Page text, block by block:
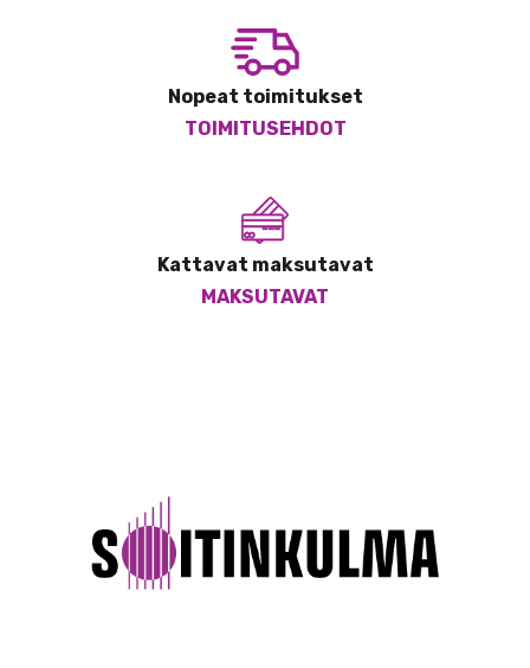
Nopeat toimitukset
TOIMITUSEHDOT
Kattavat maksutavat
MAKSUTAVAT